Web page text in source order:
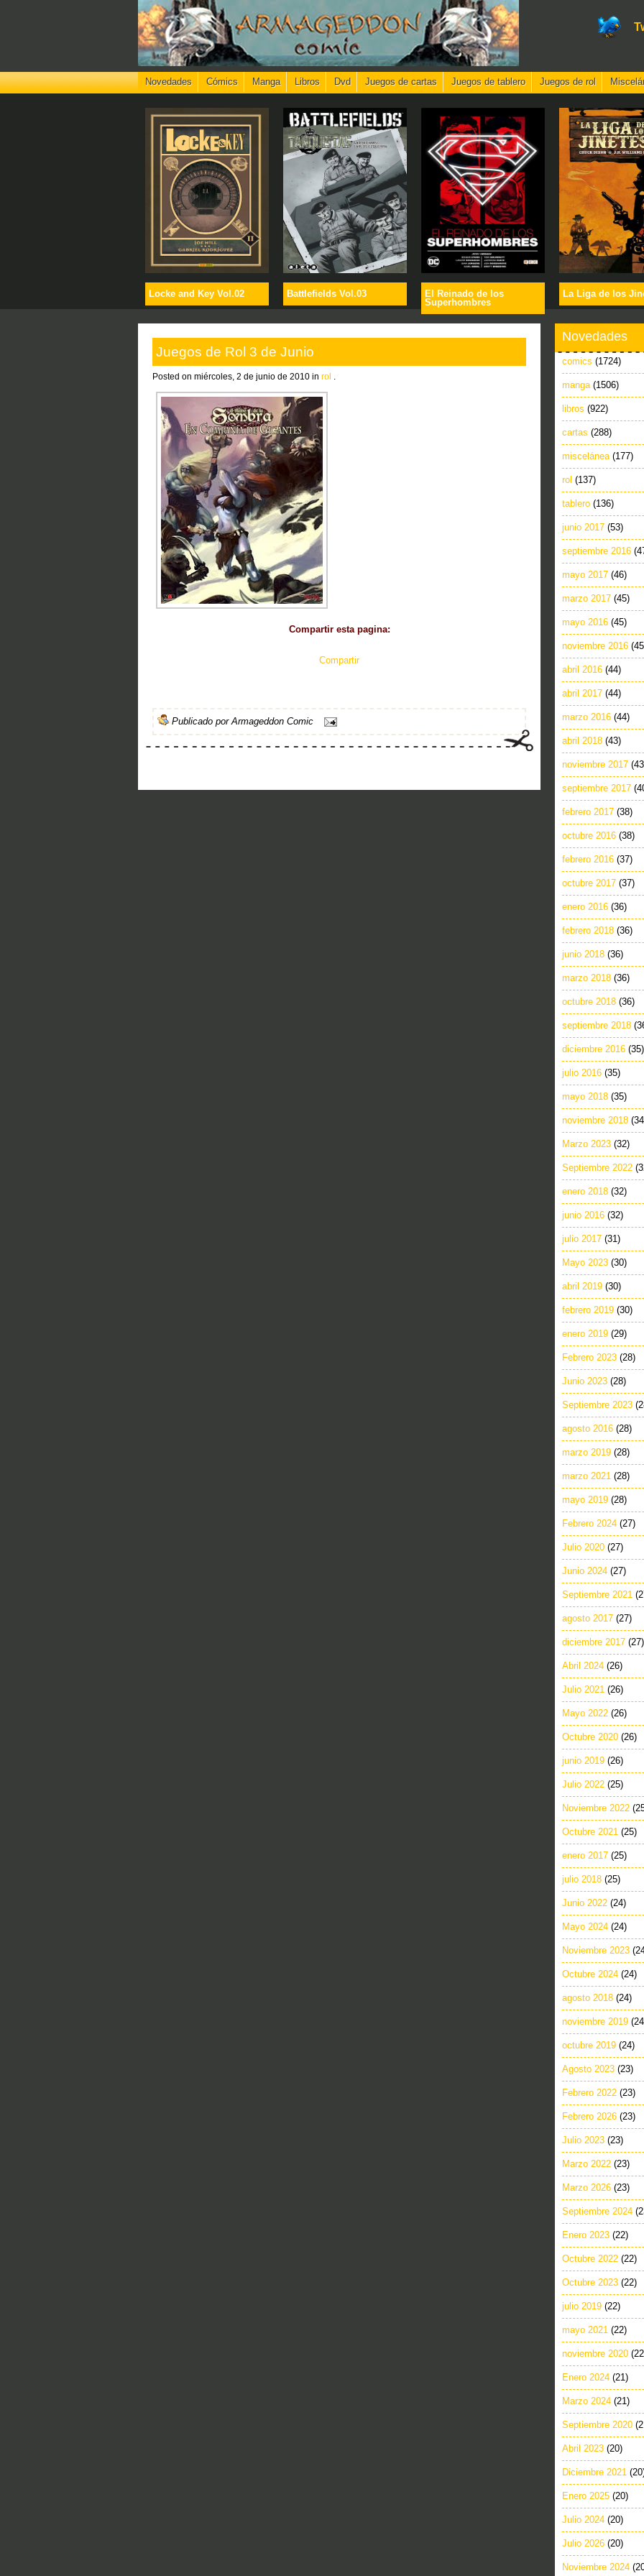
Novedades Cómics Manga Libros Dvd Juegos de cartas Juegos de tablero Juegos de rol
Locke and Key Vol.02 Battlefields Vol.03
El Reinado de los
Superhombres
La Liga de los
Juegos de Rol 3 de Junio
Posted on miércoles, 2 de junio de 2010 in rol
Compartir esta pagina:
Compartir
Publicado porArmageddon Comic
Novedades
comics (1724)
manga (1506)
libros (922)
cartas (288)
miscelánea (177)
rol (137)
tablero (136)
junio 2017 (53)
septiembre 2016
mayo 2017 (46)
marzo 2017 (45)
mayo 2016 (45)
noviembre 2016
abril 2016 (44)
abril 2017 (44)
marzo 2016 (44)
abril 2018 (43)
noviembre 2017
septiembre 2017
febrero 2017 (38)
octubre 2016 (38)
febrero 2016 (37)
octubre 2017 (37)
enero 2016 (36)
febrero 2018 (36)
junio 2018 (36)
marzo 2018 (36)
octubre 2018 (36)
septiembre 2018
diciembre 2016 (35)
julio 2016 (35)
mayo 2018 (35)
noviembre 2018
Marzo 2023 (32)
Septiembre 2022
enero 2018 (32)
junio 2016 (32)
julio 2017 (31)
Mayo 2023 (30)
abril 2019 (30)
febrero 2019 (30)
enero 2019 (29)
Febrero 2023 (28)
Junio 2023 (28)
Septiembre 2023
agosto 2016 (28)
marzo 2019 (28)
marzo 2021 (28)
mayo 2019 (28)
Febrero 2024 (27)
Julio 2020 (27)
Junio 2024 (27)
Septiembre 2021
agosto 2017 (27)
diciembre 2017 (27)
Abril 2024 (26)
Julio 2021 (26)
Mayo 2022 (26)
Octubre 2020 (26)
junio 2019 (26)
Julio 2022 (25)
Noviembre 2022
Octubre 2021 (25)
enero 2017 (25)
julio 2018 (25)
Junio 2022 (24)
Mayo 2024 (24)
Noviembre 2023
Octubre 2024 (24)
agosto 2018 (24)
noviembre 2019
octubre 2019 (24)
Agosto 2023 (23)
Febrero 2022 (23)
Febrero 2026 (23)
Julio 2023 (23)
Marzo 2022 (23)
Marzo 2026 (23)
Septiembre 2024
Enero 2023 (22)
Octubre 2022 (22)
Octubre 2023 (22)
julio 2019 (22)
mayo 2021 (22)
noviembre 2020
Enero 2024 (21)
Marzo 2024 (21)
Septiembre 2020
Abril 2023 (20)
Diciembre 2021
Enero 2025 (20)
Julio 2024 (20)
Julio 2026 (20)
Noviembre 2024